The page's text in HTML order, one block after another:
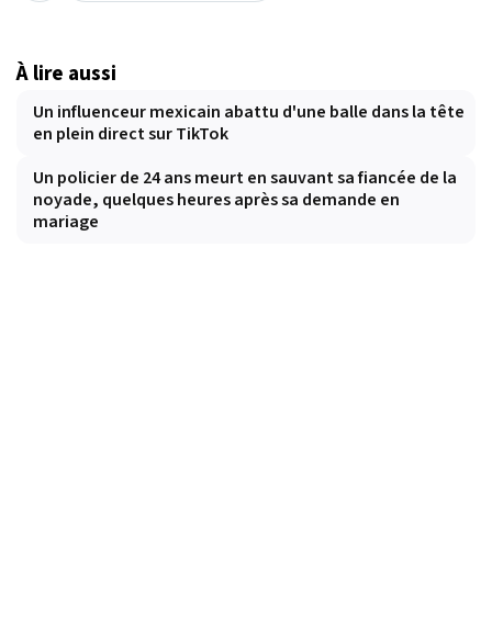
À lire aussi
Un influenceur mexicain abattu d'une balle dans la tête
en plein direct sur TikTok
Un policier de 24 ans meurt en sauvant sa fiancée de la
noyade, quelques heures après sa demande en
mariage